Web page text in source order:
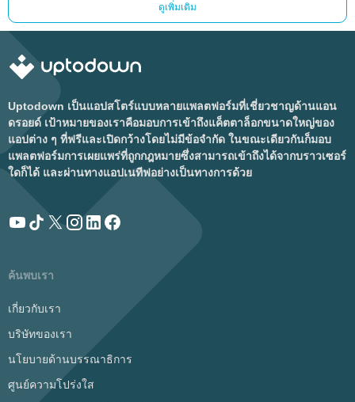
ดูเพิ่มเติม
Uptodown เป็นแอปสโตร์แบบหลายแพลตฟอร์มที่เชี่ยวชาญด้านแอน
ดรอยด์ เป้าหมายของเราคือมอบการเข้าถึงแค็ตตาล็อกขนาดใหญ่ของ
แอปต่าง ๆ ที่ฟรีและเปิดกว้างโดยไม่มีข้อจำกัด ในขณะเดียวกันก็มอบ
แพลตฟอร์มการเผยแพร่ที่ถูกกฎหมายซึ่งสามารถเข้าถึงได้จากบราวเซอร์
ใดก็ได้ และผ่านทางแอปเนทีฟอย่างเป็นทางการด้วย
ค้นพบเรา
เกี่ยวกับเรา
บริษัทของเรา
นโยบายด้านบรรณาธิการ
ศูนย์ความโปร่งใส